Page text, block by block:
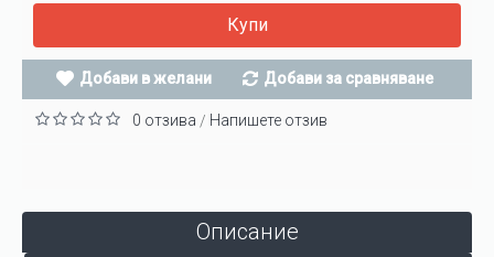
Купи
Добави в желани Добави за сравняване
0 отзива / Напишете отзив
Описание